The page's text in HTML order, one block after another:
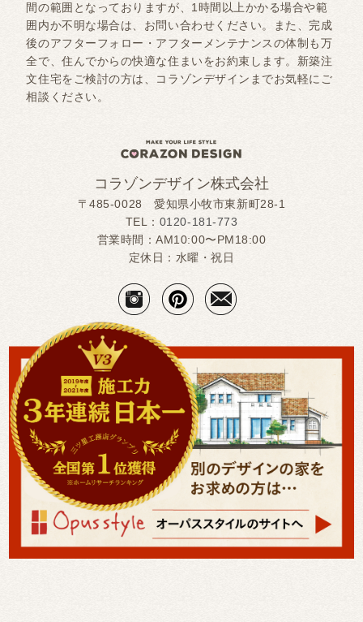
間の範囲となっておりますが、1時間以上かかる場合や範
囲内か不明な場合は、お問い合わせください。また、完成
後のアフターフォロー・アフターメンテナンスの体制も万
全で、住んでからの快適な住まいをお約束します。新築注
文住宅をご検討の方は、コラゾンデザインまでお気軽にご
相談ください。
コラゾンデザイン株式会社
〒485-0028 愛知県小牧市東新町28-1
TEL： 0120-181-773
営業時間：AM10:00〜PM18:00
定休日：水曜・祝日